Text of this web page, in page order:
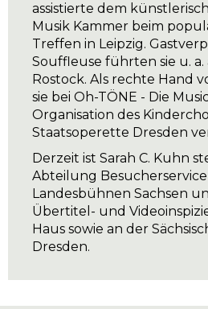
assistierte dem
Musik Kammer beim
Treffen in Leipzig.
Souffleuse führten sie u.
Rostock. Als rechte Hand
sie bei Oh-TÖNE - Die
Organisation des
Staatsoperette Dresden
Derzeit ist Sarah C. Kuhn
Abteilung
Landesbühnen Sachsen
Übertitel- und
Haus sowie an der
Dresden.